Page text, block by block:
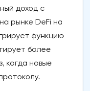
доход с
рынке DeFi на
функцию
более
когда новые